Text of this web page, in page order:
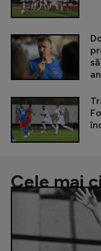
Cele mai